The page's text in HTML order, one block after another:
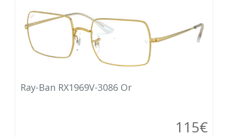
Ray-Ban RX1969V-3086 Or
115€